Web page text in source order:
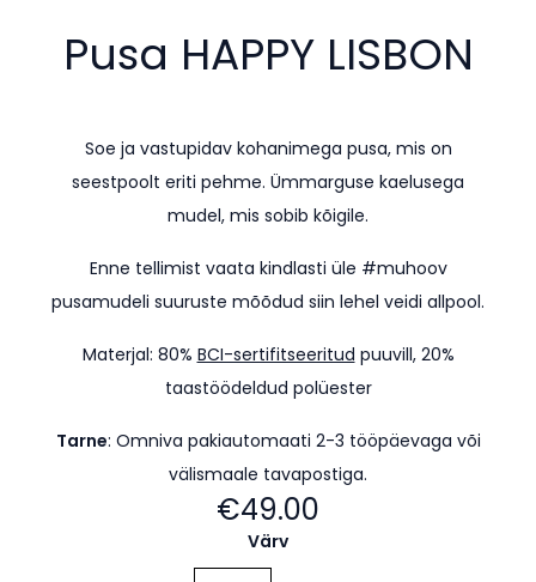
Pusa HAPPY LISBON
Soe ja vastupidav kohanimega pusa, mis on
seestpoolt eriti pehme. Ümmarguse kaelusega
mudel, mis sobib kõigile.
Enne tellimist vaata kindlasti üle #muhoov
pusamudeli suuruste mõõdud siin lehel veidi allpool.
Materjal: 80% BCI-sertifitseeritud puuvill, 20%
taastöödeldud polüester
Tarne: Omniva pakiautomaati 2-3 tööpäevaga või
välismaale tavapostiga.
€49.00
Värv